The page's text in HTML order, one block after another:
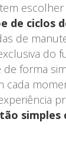
de ciclos
de
forma